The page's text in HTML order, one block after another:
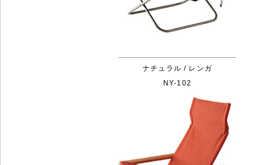
ナチュラル / レンガ
NY-102